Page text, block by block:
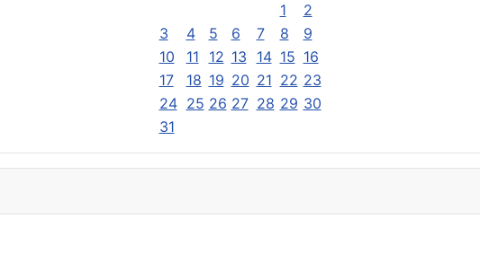
1
2
3
4 5 6 7 8
9
10
11 12 13 14 15 16
17
18 19 20 21 22 23
24 25 26 27 28 29 30
31